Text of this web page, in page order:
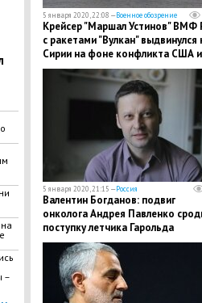
–
5 января 2020, 22:08 —Военное обозрение
Крейсер "Маршал Устинов" ВМФ
с ракетами "Вулкан" выдвинулся
Сирии на фоне конфликта США и
Ирана
5 января 2020, 21:15 —Россия
Валентин Богданов: подвиг
онколога Андрея Павленко
поступку летчика Гарольда
Кузнецова